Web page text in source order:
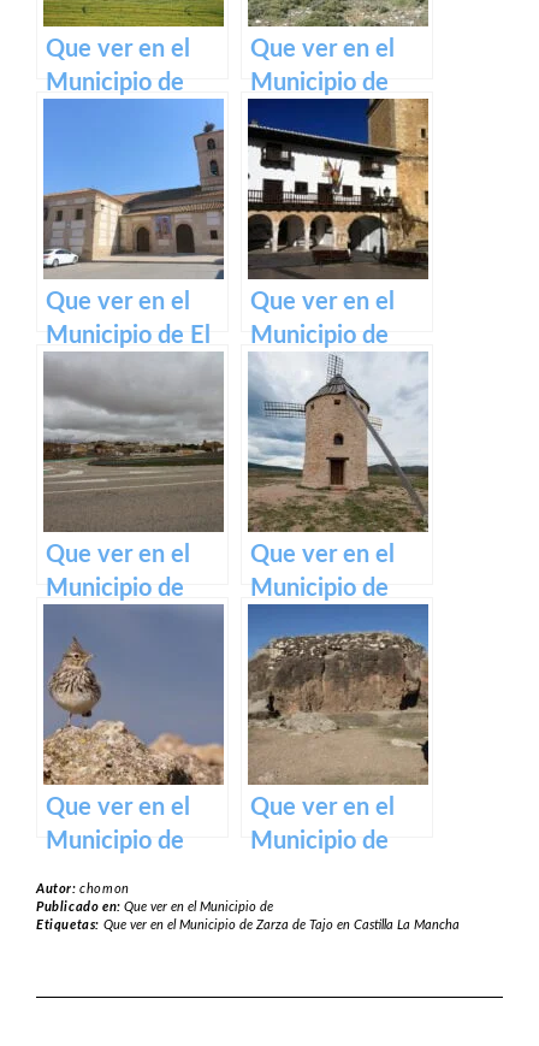
Que ver en el
Municipio de
Malpica de Tajo
Mancha
Que ver en el
Municipio de
Baños de Tajo en
Castilla La
Mancha
Que ver en el
Municipio de El
Carpio de Tajo
en Castilla La
Mancha
Que ver en el
Municipio de
Tarazona de la
Mancha en
Castilla La
Mancha
Que ver en el
Municipio de
la Mancha en
Castilla La
Mancha
Que ver en el
Municipio de
Castilla La
Mancha
Que ver en el
Municipio de
Sierra en Castilla
Que ver en el
Municipio de
Castilla La
Autor:chomon
Publicado en:Que ver en el Municipio de
Etiquetas: Que ver en el Municipio de Zarza de Tajo en Castilla La Mancha